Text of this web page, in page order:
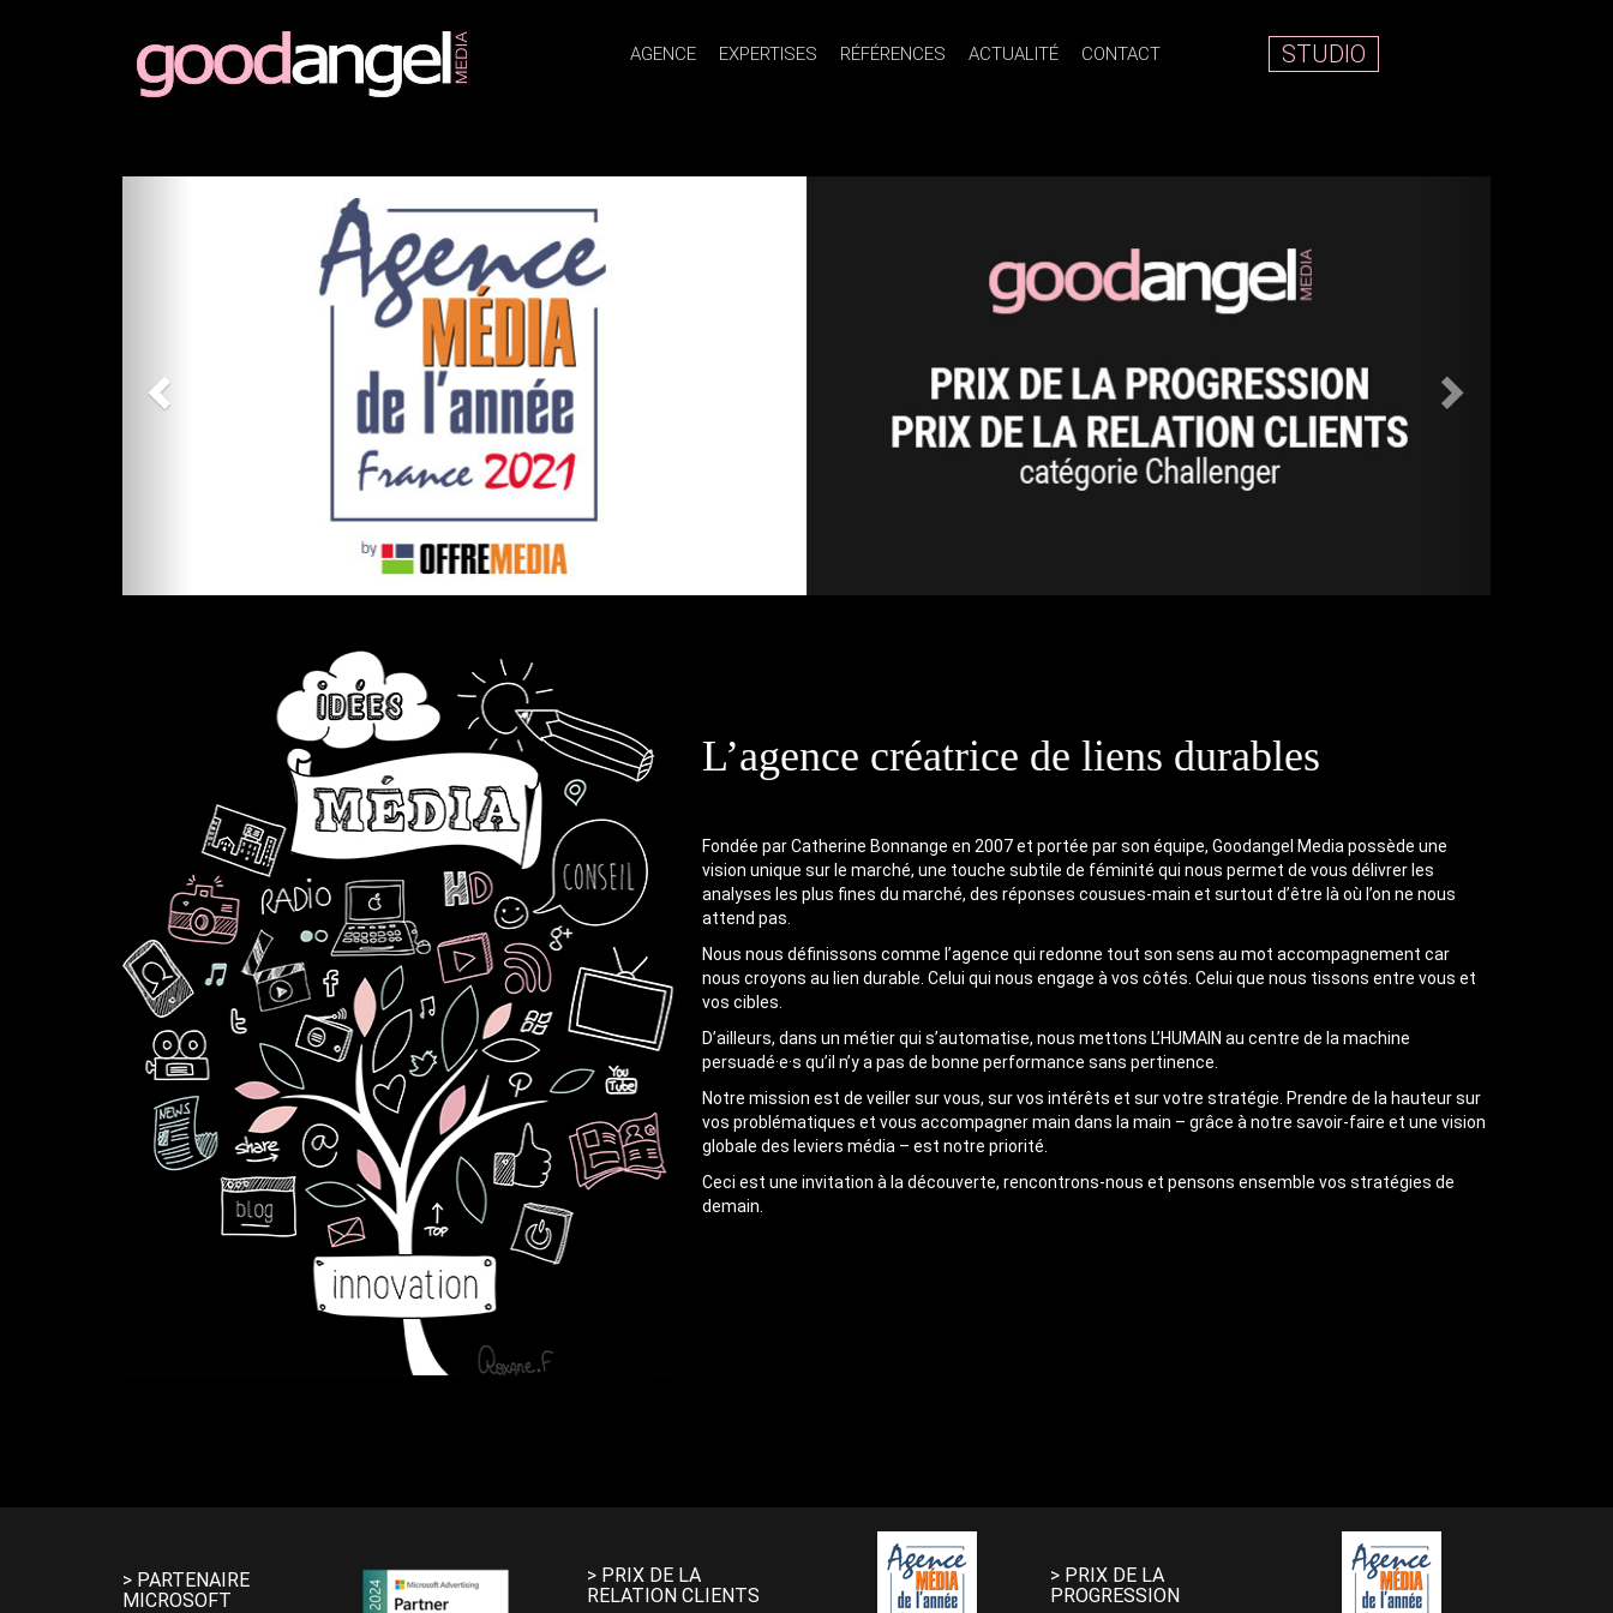
AGENCE EXPERTISES RÉFÉRENCES STUDIO
ACTUALITÉ CONTACT
L’agence créatrice de liens durables
Fondée par Catherine Bonnange en 2007 et portée par son équipe, Goodangel Media possède une
vision unique sur le marché, une touche subtile de féminité qui nous permet de vous délivrer les
analyses les plus fines du marché, des réponses cousues-main et surtout d’être là où l’on ne nous
attend pas.
Nous nous définissons comme l’agence qui redonne tout son sens au mot accompagnement car
nous croyons au lien durable. Celui qui nous engage à vos côtés. Celui que nous tissons entre vous et
vos cibles.
D’ailleurs, dans un métier qui s’automatise, nous mettons L’HUMAIN au centre de la machine
persuadé·e·s qu’il n’y a pas de bonne performance sans pertinence.
Notre mission est de veiller sur vous, sur vos intérêts et sur votre stratégie. Prendre de la hauteur sur
vos problématiques et vous accompagner main dans la main – grâce à notre savoir-faire et une vision
globale des leviers média – est notre priorité.
Ceci est une invitation à la découverte, rencontrons-nous et pensons ensemble vos stratégies de
demain.
> PARTENAIRE
MICROSOFT
> PRIX DE LA
RELATION CLIENTS
> PRIX DE LA
PROGRESSION